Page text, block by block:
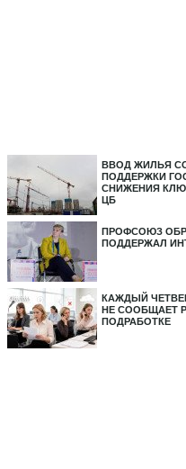
ВВОД ЖИЛЬЯ
ПОДДЕРЖКИ
СНИЖЕНИЯ
ЦБ
ПРОФСОЮЗ
ПОДДЕРЖАЛ
КАЖДЫЙ
НЕ СООБЩАЕТ
ПОДРАБОТКЕ